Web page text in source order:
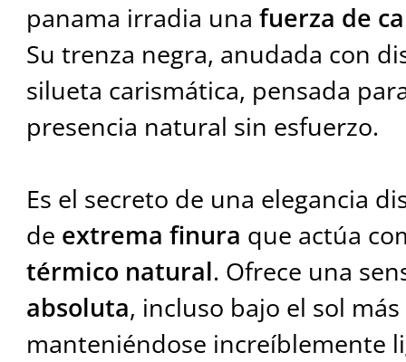
panama irradia una fuerza de
Su trenza negra, anudada con
silueta carismática, pensada
presencia natural sin esfuerzo.
Es el secreto de una elegancia
de extrema finura que actúa
térmico natural. Ofrece una
absoluta, incluso bajo el sol
manteniéndose increíblemente